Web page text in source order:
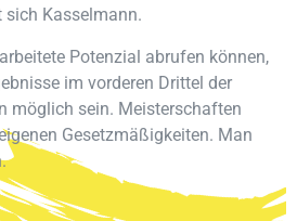
sich Kasselmann.
Potenzial abrufen können,
im vorderen Drittel der
möglich sein. Meisterschaften
Gesetzmäßigkeiten. Man